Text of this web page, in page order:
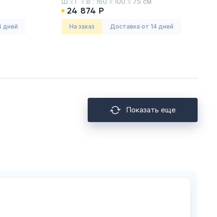
дней
Мокко премиум
24 874 Р
На заказ Доставка от 14 дней
Показать еще